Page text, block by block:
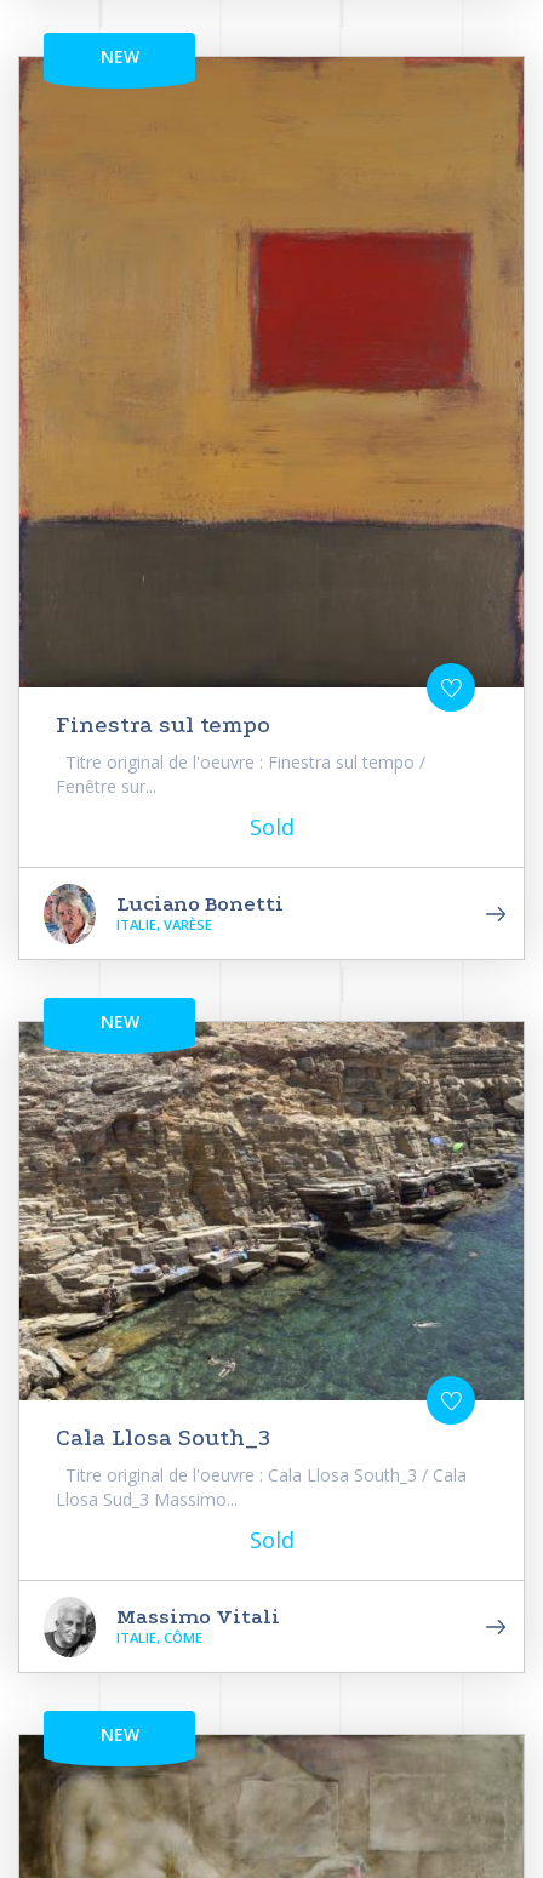
NEW
Finestra sul tempo
Titre original de l'oeuvre : Finestra sul tempo /
Fenêtre sur...
Sold
Luciano Bonetti
ITALIE, VARÈSE
NEW
Cala Llosa South_3
Titre original de l'oeuvre : Cala Llosa South_3 / Cala
Llosa Sud_3 Massimo...
Sold
Massimo Vitali
ITALIE, CÔME
NEW